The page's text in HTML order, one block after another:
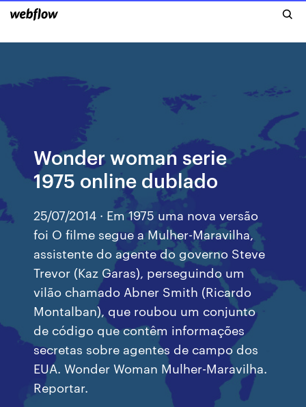
Wonder woman serie
1975 online dublado
25/07/2014 · Em 1975 uma nova versão
foi O filme segue a Mulher-Maravilha,
assistente do agente do governo Steve
Trevor (Kaz Garas), perseguindo um
vilão chamado Abner Smith (Ricardo
Montalban), que roubou um conjunto
de código que contêm informações
secretas sobre agentes de campo dos
EUA. Wonder Woman Mulher-Maravilha.
Reportar.